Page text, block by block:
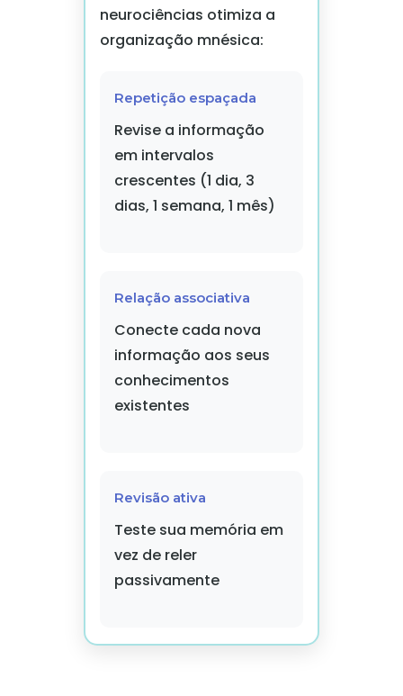
neurociências otimiza a
organização mnésica:
Repetição espaçada
Revise a informação
em intervalos
crescentes (1 dia, 3
dias, 1 semana, 1 mês)
Relação associativa
Conecte cada nova
informação aos seus
conhecimentos
existentes
Revisão ativa
Teste sua memória em
vez de reler
passivamente